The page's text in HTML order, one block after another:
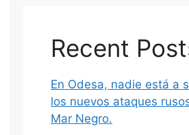
Recent
En Odesa, nadie está a
los nuevos ataques
Mar Negro.